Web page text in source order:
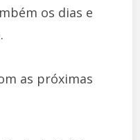
os dias e
as próximas